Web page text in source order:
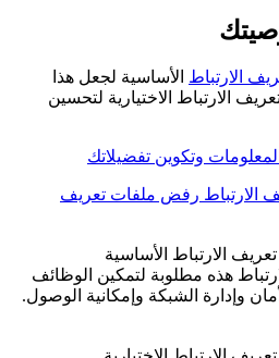
الارتباط الأساسية لجعل هذا
الارتباط الاختيارية لتحسين
وتكوين تفضيلاتك
الارتباط رفض ملفات تعريف
الارتباط الأساسية
هذه مطلوبة لتمكين الوظائف
وإدارة الشبكة وإمكانية الوصول.